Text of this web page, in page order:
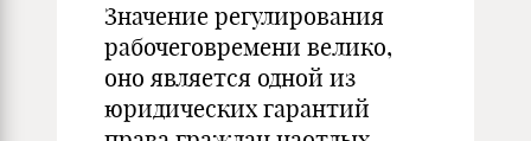
Значение регулирования
рабочеговремени велико,
оно является одной из
юридических гарантий